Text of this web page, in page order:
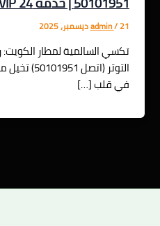
admin/21 ديسمبر، 2025
تكسي السالمية لمطار الكويت:
التوتر
في قلب […]